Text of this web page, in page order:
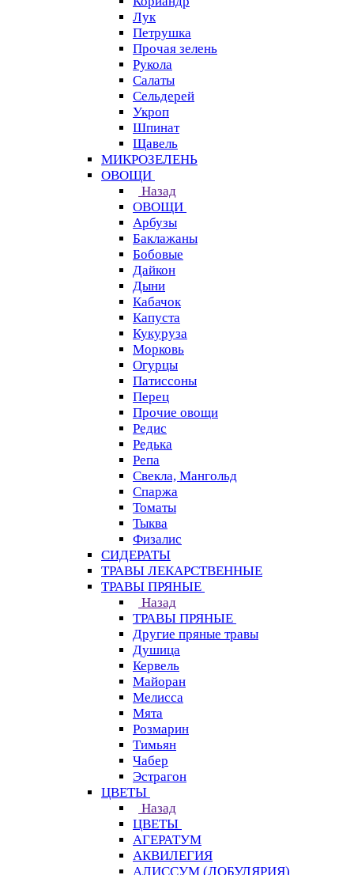
Лук
Петрушка
Прочая зелень
Рукола
Салаты
Сельдерей
Укроп
Шпинат
Щавель
МИКРОЗЕЛЕНЬ
ОВОЩИ
Назад
ОВОЩИ
Арбузы
Баклажаны
Бобовые
Дайкон
Дыни
Кабачок
Капуста
Кукуруза
Морковь
Огурцы
Патиссоны
Перец
Прочие овощи
Редис
Редька
Репа
Свекла, Мангольд
Спаржа
Томаты
Тыква
Физалис
СИДЕРАТЫ
ТРАВЫ ЛЕКАРСТВЕННЫЕ
ТРАВЫ ПРЯНЫЕ
Назад
ТРАВЫ ПРЯНЫЕ
Другие пряные травы
Душица
Кервель
Майоран
Мелисса
Мята
Розмарин
Тимьян
Чабер
Эстрагон
ЦВЕТЫ
Назад
ЦВЕТЫ
АГЕРАТУМ
АКВИЛЕГИЯ
АЛИССУМ (ЛОБУЛЯРИЯ)